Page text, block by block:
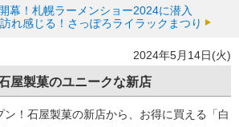
幕！札幌ラーメンショー2024に潜入
れ感じる！さっぽろライラックまつり
2024年5月14日(火)
屋製菓のユニークな新店
！石屋製菓の新店から、お得に買える「白